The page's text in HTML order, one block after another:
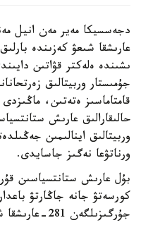
عارىشقا شىعۋ كەزىندە
ىشىندە ەلەكتر قۋاتىن
جۇمىستار وربيتالىق
قامتاماسىز ەتەتىن،
حالىقارالىق عارىش
وربيتالىق اينالىمىن
ورناتۋعا نەگىز جاسايدى.
بۇل عارىش ستانتسياسىن
كورسەتۋ جانە جاڭارتۋ
جۇرگىزىلگەن 281-عارىشقا شىعۋ بولدى.